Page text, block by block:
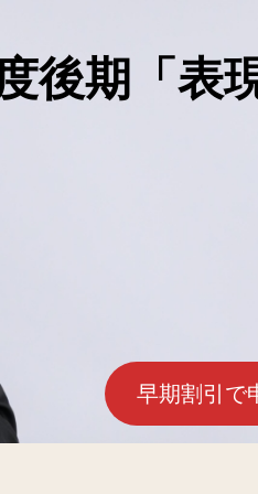
後期「表
早期割引で